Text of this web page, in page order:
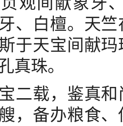
、白檀。天
于天宝间献
真珠。
载，鉴真和
，备办粮食